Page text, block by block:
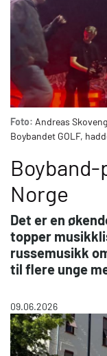
Foto: Andreas
Boybandet GOLF,
Norge
Det er en
topper
russemusikk
til flere unge
09.06.2026